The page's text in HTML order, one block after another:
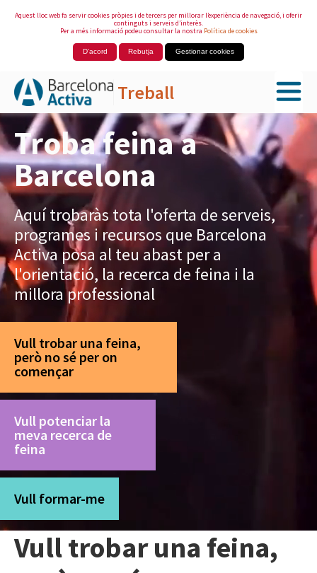
Aquest lloc web fa servir cookies pròpies i de tercers per millorar l’experiència de navegació, i oferir
continguts i serveis d’interès.
Per a més informació podeu consultar la nostra Política de cookies
D'acord Rebutja Gestionar cookies
Treball
Salta al contingut principal
Troba feina a
Barcelona
Aquí trobaràs tota l'oferta de serveis,
programes i recursos que Barcelona
Activa posa al teu abast per a
l'orientació, la recerca de feina i la
millora professional
Vull trobar una feina,
però no sé per on
començar
Vull potenciar la
meva recerca de
feina
Vull formar-me
Vull trobar una feina,